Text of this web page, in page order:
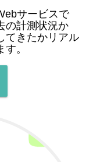
サービスで
の計測状況か
てきたかリアル
。